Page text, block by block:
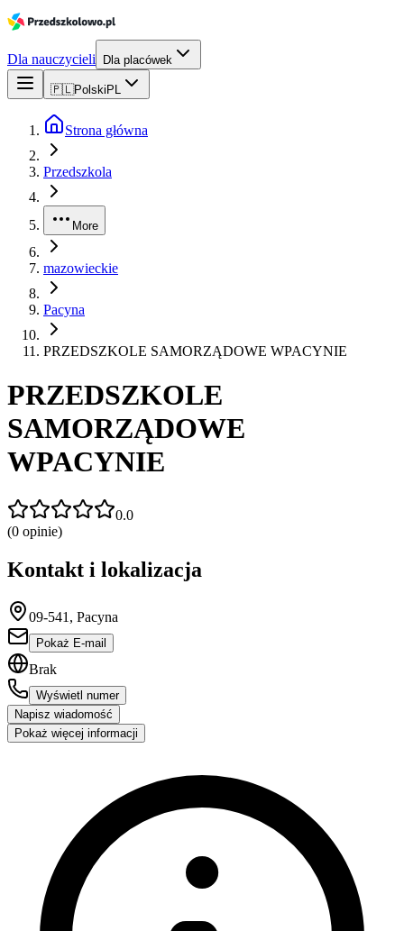
Dla nauczycieli Dla placówek
🇵🇱Polski PL
Strona główna
Przedszkola
More
mazowieckie
Pacyna
PRZEDSZKOLE SAMORZĄDOWE WPACYNIE
PRZEDSZKOLE
SAMORZĄDOWE
WPACYNIE
0.0
(0 opinie)
Kontakt i lokalizacja
09-541, Pacyna
Pokaż E-mail
Brak
Wyświetl numer
Napisz wiadomość
Pokaż więcej informacji